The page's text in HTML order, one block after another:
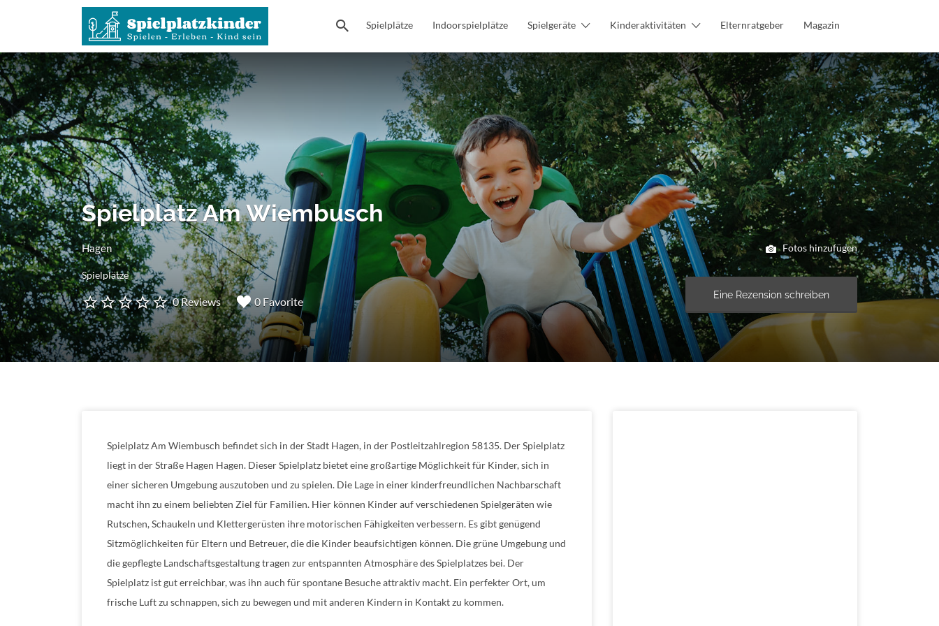
Spielplätze Indoorspielplätze Spielgeräte Kinderaktivitäten Elternratgeber Magazin
Suchen
nach:
Spielplatz Am Wiembusch
Hagen
Spielplätze
0 Reviews 0 Favorite
Fotos hinzufügen
Eine Rezension schreiben
Spielplatz Am Wiembusch befindet sich in der Stadt Hagen, in der Postleitzahlregion 58135. Der Spielplatz
liegt in der Straße Hagen Hagen. Dieser Spielplatz bietet eine großartige Möglichkeit für Kinder, sich in
einer sicheren Umgebung auszutoben und zu spielen. Die Lage in einer kinderfreundlichen Nachbarschaft
macht ihn zu einem beliebten Ziel für Familien. Hier können Kinder auf verschiedenen Spielgeräten wie
Rutschen, Schaukeln und Klettergerüsten ihre motorischen Fähigkeiten verbessern. Es gibt genügend
Sitzmöglichkeiten für Eltern und Betreuer, die die Kinder beaufsichtigen können. Die grüne Umgebung und
die gepflegte Landschaftsgestaltung tragen zur entspannten Atmosphäre des Spielplatzes bei. Der
Spielplatz ist gut erreichbar, was ihn auch für spontane Besuche attraktiv macht. Ein perfekter Ort, um
frische Luft zu schnappen, sich zu bewegen und mit anderen Kindern in Kontakt zu kommen.